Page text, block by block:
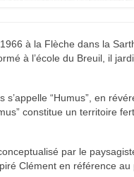
à la Flèche dans la
à l’école du Breuil, il
s’appelle “Humus”, en
constitue un territoire
par le
Clément en référence